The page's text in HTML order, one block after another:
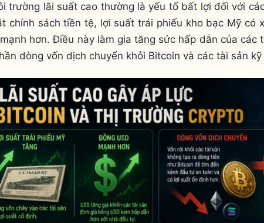
trường lãi suất cao thường là yếu tố bất lợi đối với
chính sách tiền tệ, lợi suất trái phiếu kho bạc Mỹ có
hơn. Điều này làm gia tăng sức hấp dẫn của các
dòng vốn dịch chuyển khỏi Bitcoin và các tài sản